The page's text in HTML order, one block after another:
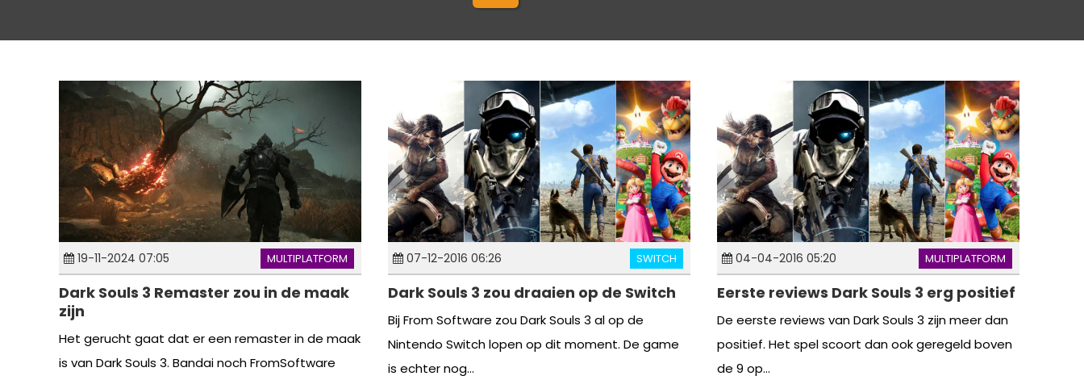
19-11-2024 07:05 MULTIPLATFORM
Dark Souls 3 Remaster zou in de maak
zijn
Het gerucht gaat dat er een remaster in de maak
is van Dark Souls 3. Bandai noch FromSoftware
07-12-2016 06:26 SWITCH
Dark Souls 3 zou draaien op de Switch
Bij From Software zou Dark Souls 3 al op de
Nintendo Switch lopen op dit moment. De game
is echter nog...
04-04-2016 05:20 MULTIPLATFORM
Eerste reviews Dark Souls 3 erg positief
De eerste reviews van Dark Souls 3 zijn meer dan
positief. Het spel scoort dan ook geregeld boven
de 9 op...